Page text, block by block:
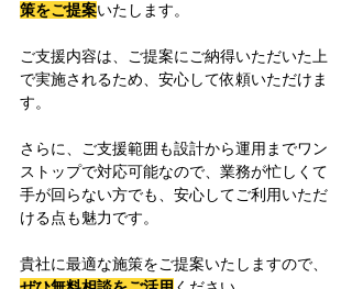
策をご提案いたします。
ご支援内容は、ご提案にご納得いただいた上
で実施されるため、安心して依頼いただけま
す。
さらに、ご支援範囲も設計から運用までワン
ストップで対応可能なので、業務が忙しくて
手が回らない方でも、安心してご利用いただ
ける点も魅力です。
貴社に最適な施策をご提案いたしますので、